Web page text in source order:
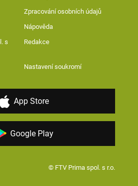
Zpracování osobních údajů
Nápověda
s
Redakce
Nastavení soukromí
App Store
Google Play
© FTV Prima spol. s r.o.